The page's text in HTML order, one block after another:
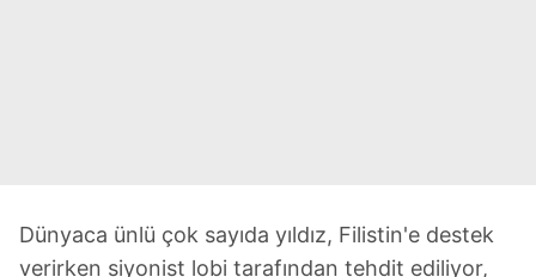
Dünyaca ünlü çok sayıda yıldız, Filistin'e destek
verirken siyonist lobi tarafından tehdit ediliyor,